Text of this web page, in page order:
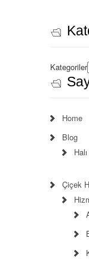
Kategoriler
Home
Blog
Çiçek